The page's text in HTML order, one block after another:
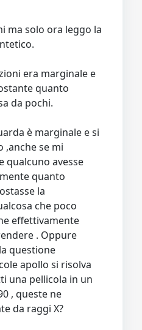
ma solo ora leggo la
era marginale e
quanto
da pochi.
è marginale e si
,anche se mi
qualcuno avesse
quanto
la
che poco
effettivamente
. Oppure
questione
apollo si risolva
una pellicola in un
, queste ne
da raggi X?